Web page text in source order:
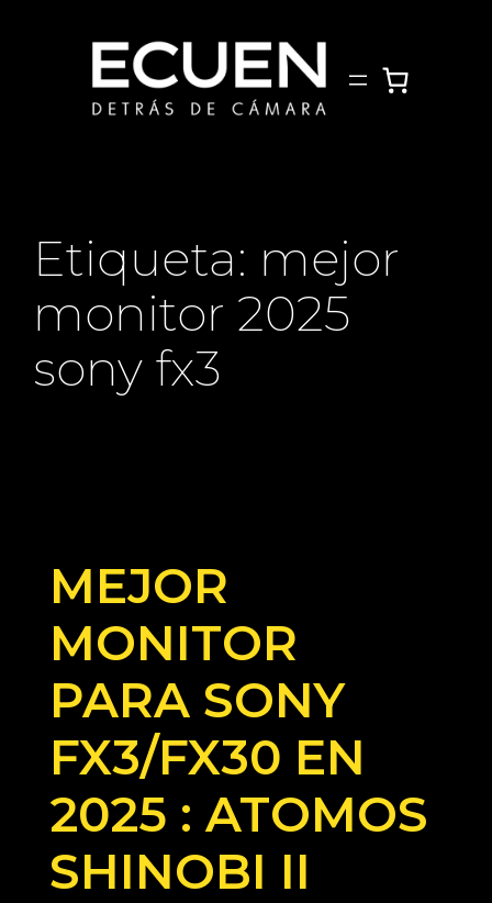
contenido
Etiqueta: mejor
monitor 2025
sony fx3
MEJOR
MONITOR
PARA SONY
FX3/FX30 EN
2025 : ATOMOS
SHINOBI II